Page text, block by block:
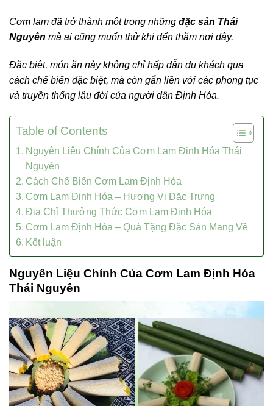
Cơm lam đã trở thành một trong những đặc sản Thái
Nguyên mà ai cũng muốn thử khi đến thăm nơi đây.
Đặc biệt, món ăn này không chỉ hấp dẫn du khách qua
cách chế biến đặc biệt, mà còn gắn liền với các phong tục
và truyền thống lâu đời của người dân Định Hóa.
Table of Contents
Nguyên Liệu Chính Của Cơm Lam Định Hóa Thái
Nguyên
Cách Chế Biến Cơm Lam Định Hóa
Cơm Lam Định Hóa – Hương Vị Đặc Trưng
Địa Chỉ Thưởng Thức Cơm Lam Định Hóa
Cơm Lam Định Hóa – Quà Tặng Đặc Sản Mang Về
Kết luận
Nguyên Liệu Chính Của Cơm Lam Định Hóa
Thái Nguyên